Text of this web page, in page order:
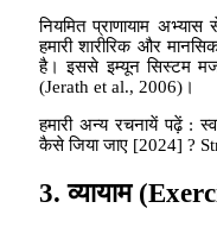
नियमित प्राणायाम अभ्यास
हमारी शारीरिक और
है। इससे इम्यून सिस्टम
(Jerath et al., 2006)।
हमारी अन्य रचनायें पढ़ें :
कैसे जिया जाए [2024] ?
3.व्यायाम